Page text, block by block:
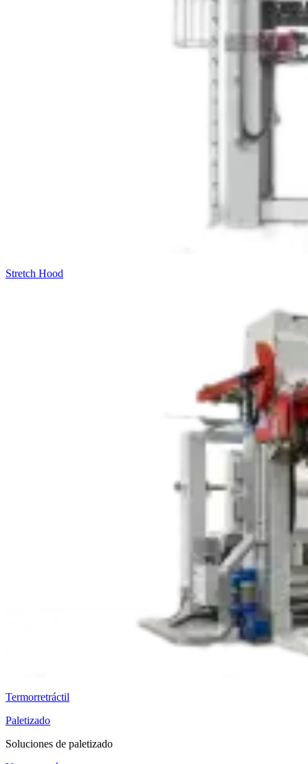
Stretch Hood
Termorretráctil
Paletizado
Soluciones de paletizado